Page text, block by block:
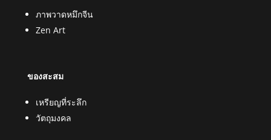
ภาพวาดหมึกจีน
Zen Art
ของสะสม
เหรียญที่ระลึก
วัตถุมงคล